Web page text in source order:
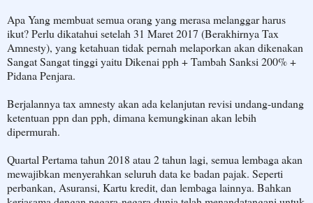
Apa Yang membuat semua orang yang merasa melanggar harus
ikut? Perlu dikatahui setelah 31 Maret 2017 (Berakhirnya Tax
Amnesty), yang ketahuan tidak pernah melaporkan akan dikenakan
Sangat Sangat tinggi yaitu Dikenai pph + Tambah Sanksi 200% +
Pidana Penjara.
Berjalannya tax amnesty akan ada kelanjutan revisi undang-undang
ketentuan ppn dan pph, dimana kemungkinan akan lebih
dipermurah.
Quartal Pertama tahun 2018 atau 2 tahun lagi, semua lembaga akan
mewajibkan menyerahkan seluruh data ke badan pajak. Seperti
perbankan, Asuransi, Kartu kredit, dan lembaga lainnya. Bahkan